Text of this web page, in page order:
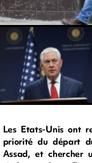
Les Etats-Unis ont
priorité du départ
Assad, et chercher